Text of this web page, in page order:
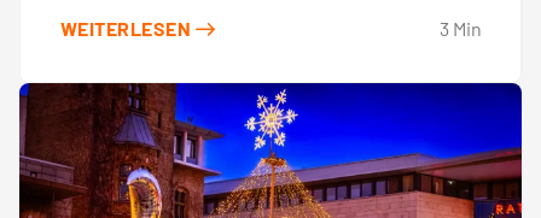
WEITERLESEN 3 Min